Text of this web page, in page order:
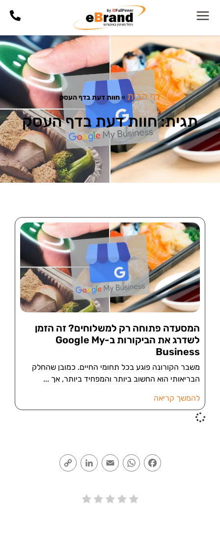
דף הבית »חוות דעת בדף העסק
תגית: חוות דעת בדף העסק
המסעדה פתוחה רק למשלוחים? זה הזמן
לשדרג את הביקורות ב-Google My
Business
משבר הקורונה פוגע בכל תחומי החיים. כמובן שהחלק
הבריאותי הוא החשוב ביותר והמפחיד ביותר, אך
להמשך קריאה
Facebook
WhatsApp
Email
LinkedIn